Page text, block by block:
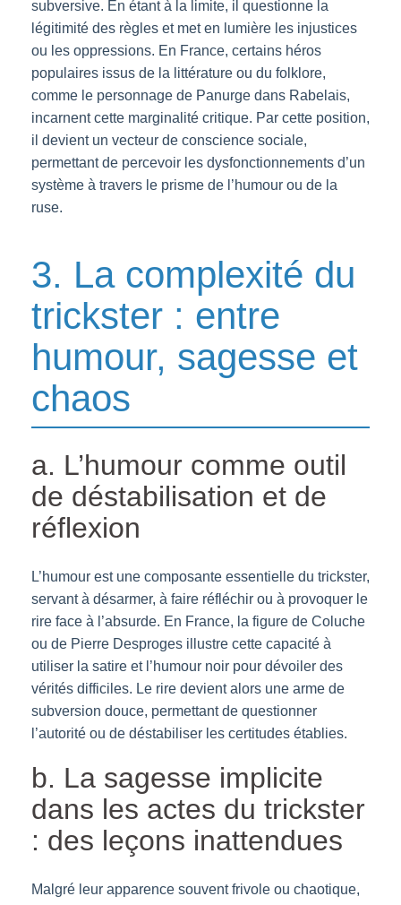
subversive. En étant à la limite, il questionne la
légitimité des règles et met en lumière les injustices
ou les oppressions. En France, certains héros
populaires issus de la littérature ou du folklore,
comme le personnage de Panurge dans Rabelais,
incarnent cette marginalité critique. Par cette position,
il devient un vecteur de conscience sociale,
permettant de percevoir les dysfonctionnements d’un
système à travers le prisme de l’humour ou de la
ruse.
3. La complexité du
trickster : entre
humour, sagesse et
chaos
a. L’humour comme outil
de déstabilisation et de
réflexion
L’humour est une composante essentielle du trickster,
servant à désarmer, à faire réfléchir ou à provoquer le
rire face à l’absurde. En France, la figure de Coluche
ou de Pierre Desproges illustre cette capacité à
utiliser la satire et l’humour noir pour dévoiler des
vérités difficiles. Le rire devient alors une arme de
subversion douce, permettant de questionner
l’autorité ou de déstabiliser les certitudes établies.
b. La sagesse implicite
dans les actes du trickster
: des leçons inattendues
Malgré leur apparence souvent frivole ou chaotique,